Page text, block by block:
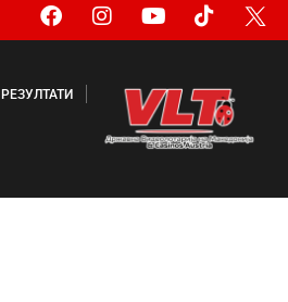
РЕЗУЛТАТИ